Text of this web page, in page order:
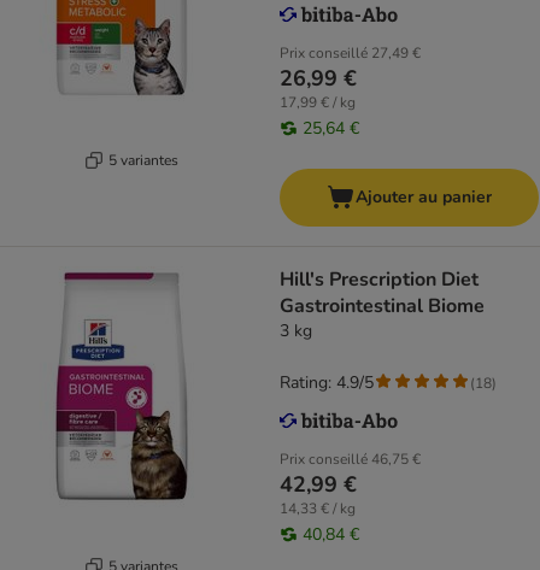
5 variantes
Prix conseillé 27,49 €
26,99 €
17,99 € / kg
25,64 €
Ajouter au panier
5 variantes
Hill's Prescription Diet
Gastrointestinal Biome
3 kg
Prix conseillé46,75 €
42,99 €
14,33 € / kg
40,84 €
Rating: 4.9/5 (18)